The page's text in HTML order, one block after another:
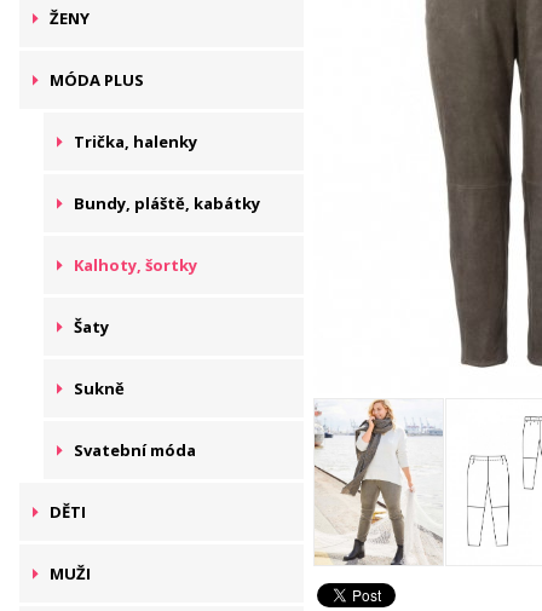
ŽENY
MÓDA PLUS
Trička, halenky
Bundy, pláště, kabátky
Kalhoty, šortky
Šaty
Sukně
Svatební móda
DĚTI
MUŽI